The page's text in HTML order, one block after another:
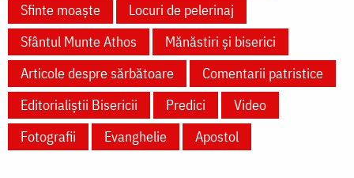
Sfinte moaște
Locuri de pelerinaj
Sfântul Munte Athos
Mănăstiri și biserici
Articole despre sărbătoare
Comentarii patristice
Editorialiștii Bisericii
Predici
Video
Fotografii
Evanghelie Apostol